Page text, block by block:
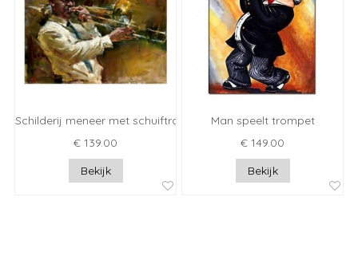
Schilderij meneer met schuiftrompet
€ 139.00
Bekijk
Man speelt trompet
€ 149.00
Bekijk